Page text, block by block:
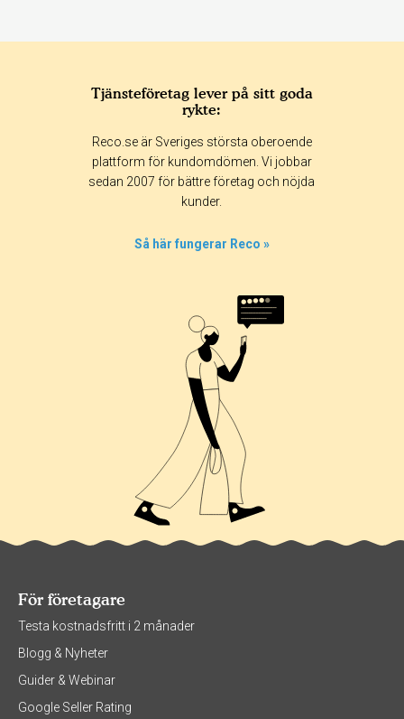
Tjänsteföretag lever på sitt goda
rykte:
Reco.se är Sveriges största oberoende
plattform för kundomdömen. Vi jobbar
sedan 2007 för bättre företag och nöjda
kunder.
Så här fungerar Reco »
För företagare
Testa kostnadsfritt i 2 månader
Blogg & Nyheter
Guider & Webinar
Google Seller Rating